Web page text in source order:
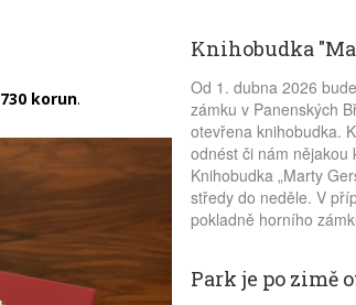
730 korun.
Knihobudka
Od 1. dubna 2026
zámku v Panenských
otevřena knihobudka.
odnést či nám nějakou
Knihobudka „Marty
středy do neděle. V
pokladně horního
Park je po zimě